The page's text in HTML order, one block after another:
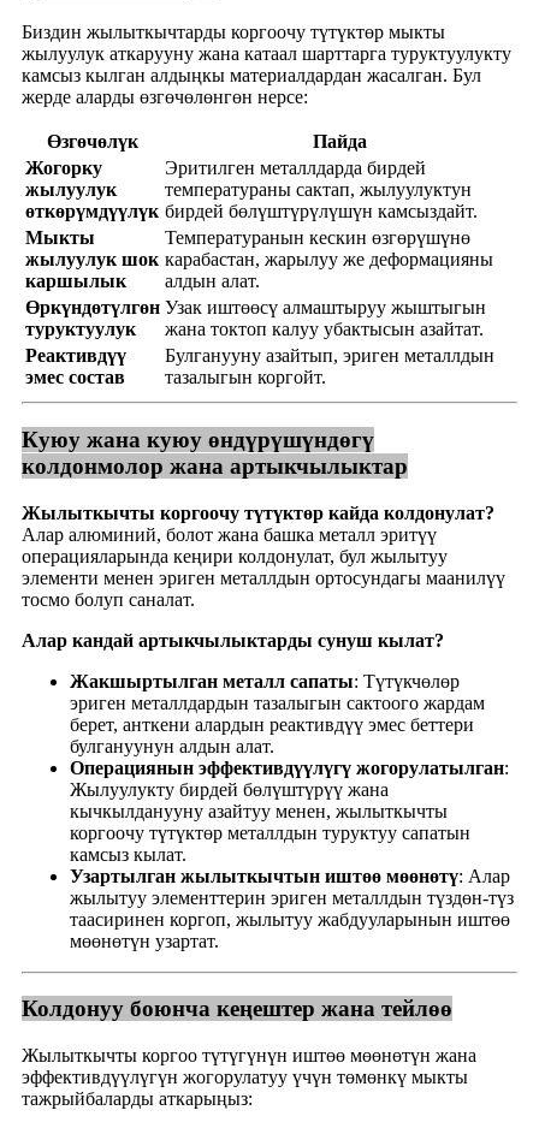
Биздин жылыткычтарды коргоочу түтүктөр мыкты
жылуулук аткарууну жана катаал шарттарга туруктуулукту
камсыз кылган алдыңкы материалдардан жасалган. Бул
жерде аларды өзгөчөлөнгөн нерсе:
Өзгөчөлүк
Пайда
Жогорку
жылуулук
өткөрүмдүүлүк
Эритилген металлдарда бирдей
температураны сактап, жылуулуктун
бирдей бөлүштүрүлүшүн камсыздайт.
Мыкты
жылуулук шок
каршылык
Температуранын кескин өзгөрүшүнө
карабастан, жарылуу же деформацияны
алдын алат.
Өркүндөтүлгөн
туруктуулук
Узак иштөөсү алмаштыруу жыштыгын
жана токтоп калуу убактысын азайтат.
Реактивдүү
эмес состав
Булганууну азайтып, эриген металлдын
тазалыгын коргойт.
Куюу жана куюу өндүрүшүндөгү
колдонмолор жана артыкчылыктар
Жылыткычты коргоочу түтүктөр кайда колдонулат?
Алар алюминий, болот жана башка металл эритүү
операцияларында кеңири колдонулат, бул жылытуу
элементи менен эриген металлдын ортосундагы маанилүү
тосмо болуп саналат.
Алар кандай артыкчылыктарды сунуш кылат?
Жакшыртылган металл сапаты: Түтүкчөлөр
эриген металлдардын тазалыгын сактоого жардам
берет, анткени алардын реактивдүү эмес беттери
булгануунун алдын алат.
Операциянын эффективдүүлүгү жогорулатылган:
Жылуулукту бирдей бөлүштүрүү жана
кычкылданууну азайтуу менен, жылыткычты
коргоочу түтүктөр металлдын туруктуу сапатын
камсыз кылат.
Узартылган жылыткычтын иштөө мөөнөтү: Алар
жылытуу элементтерин эриген металлдын түздөн-түз
таасиринен коргоп, жылытуу жабдууларынын иштөө
мөөнөтүн узартат.
Колдонуу боюнча кеңештер жана тейлөө
Жылыткычты коргоо түтүгүнүн иштөө мөөнөтүн жана
эффективдүүлүгүн жогорулатуу үчүн төмөнкү мыкты
тажрыйбаларды аткарыңыз: